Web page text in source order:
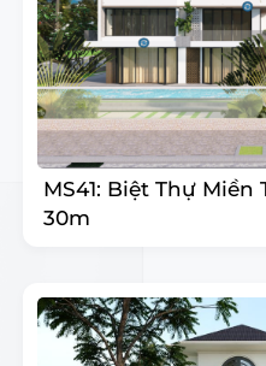
MS41: Biệt Thự Miền
30m